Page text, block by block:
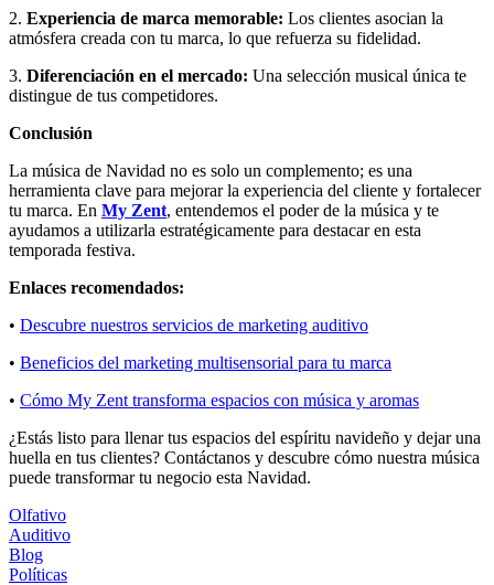
2. Experiencia de marca memorable: Los clientes asocian la
atmósfera creada con tu marca, lo que refuerza su fidelidad.
3. Diferenciación en el mercado: Una selección musical única te
distingue de tus competidores.
Conclusión
La música de Navidad no es solo un complemento; es una
herramienta clave para mejorar la experiencia del cliente y fortalecer
tu marca. En My Zent, entendemos el poder de la música y te
ayudamos a utilizarla estratégicamente para destacar en esta
temporada festiva.
Enlaces recomendados:
• Descubre nuestros servicios de marketing auditivo
• Beneficios del marketing multisensorial para tu marca
• Cómo My Zent transforma espacios con música y aromas
¿Estás listo para llenar tus espacios del espíritu navideño y dejar una
huella en tus clientes? Contáctanos y descubre cómo nuestra música
puede transformar tu negocio esta Navidad.
Olfativo
Auditivo
Blog
Políticas